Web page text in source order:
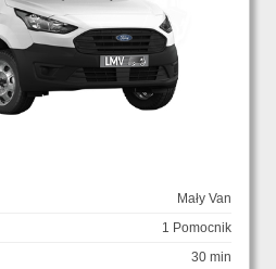
Mały Van
1 Pomocnik
30 min